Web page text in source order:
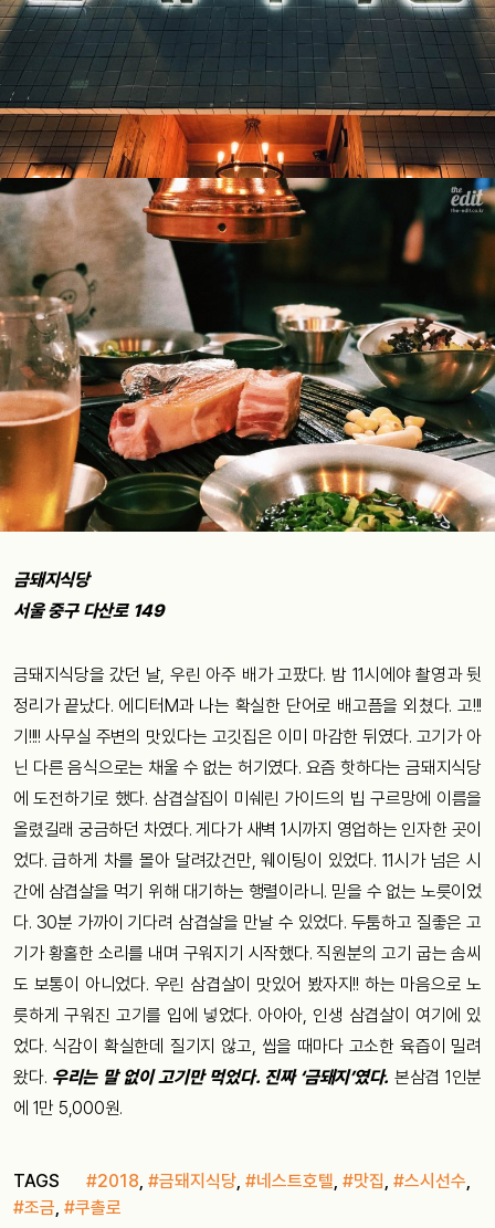
금돼지식당
서울 중구 다산로 149
금돼지식당을 갔던 날, 우린 아주 배가 고팠다. 밤 11시에야 촬영과 뒷
정리가 끝났다. 에디터M과 나는 확실한 단어로 배고픔을 외쳤다. 고!!!
기!!!! 사무실 주변의 맛있다는 고깃집은 이미 마감한 뒤였다. 고기가 아
닌 다른 음식으로는 채울 수 없는 허기였다. 요즘 핫하다는 금돼지식당
에 도전하기로 했다. 삼겹살집이 미쉐린 가이드의 빕 구르망에 이름을
올렸길래 궁금하던 차였다. 게다가 새벽 1시까지 영업하는 인자한 곳이
었다. 급하게 차를 몰아 달려갔건만, 웨이팅이 있었다. 11시가 넘은 시
간에 삼겹살을 먹기 위해 대기하는 행렬이라니. 믿을 수 없는 노릇이었
다. 30분 가까이 기다려 삼겹살을 만날 수 있었다. 두툼하고 질좋은 고
기가 황홀한 소리를 내며 구워지기 시작했다. 직원분의 고기 굽는 솜씨
도 보통이 아니었다. 우린 삼겹살이 맛있어 봤자지!! 하는 마음으로 노
릇하게 구워진 고기를 입에 넣었다. 아아아, 인생 삼겹살이 여기에 있
었다. 식감이 확실한데 질기지 않고, 씹을 때마다 고소한 육즙이 밀려
왔다. 우리는 말 없이 고기만 먹었다. 진짜 ‘금돼지’였다. 본삼겹 1인분
에 1만 5,000원.
TAGS #2018, #금돼지식당, #네스트호텔, #맛집, #스시선수,
#조금, #쿠촐로